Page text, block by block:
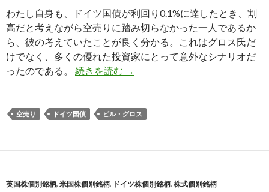
わたし自身も、ドイツ国債が利回り0.1%に達したとき、割
高だと考えながら空売りに踏み切らなかった一人であるか
ら、彼の考えていたことが良く分かる。これはグロス氏だ
けでなく、多くの優れた投資家にとって意外なシナリオだ
ったのである。 続きを読む 債券王ビル・グロス氏がドイツ
→
空売り ドイツ国債 ビル・グロス
英国株個別銘柄, 米国株個別銘柄, ドイツ株個別銘柄, 株式個別銘柄